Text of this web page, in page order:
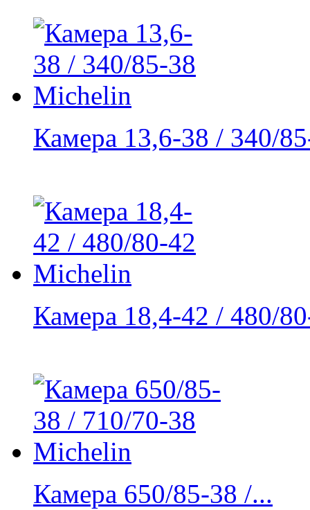
Камера 13,6-38 / 340/
Камера 18,4-42 / 480/
Камера 650/85-38 /...